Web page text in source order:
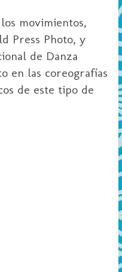
movimientos,
Press Photo, y
de Danza
en las coreografías
de este tipo de